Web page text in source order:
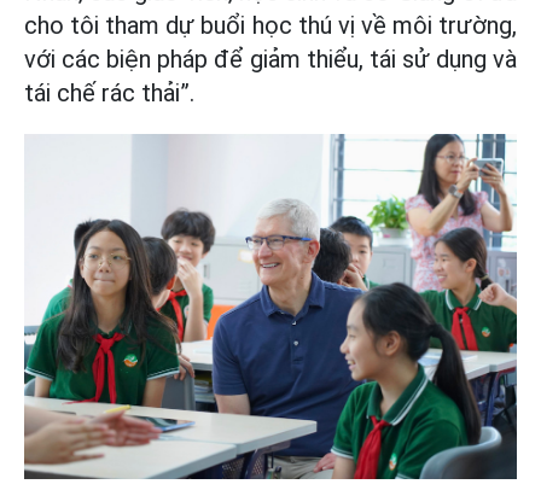
cho tôi tham dự buổi học thú vị về môi trường,
với các biện pháp để giảm thiểu, tái sử dụng và
tái chế rác thải”.